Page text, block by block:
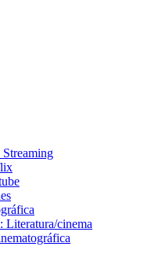
Literatura/cinema